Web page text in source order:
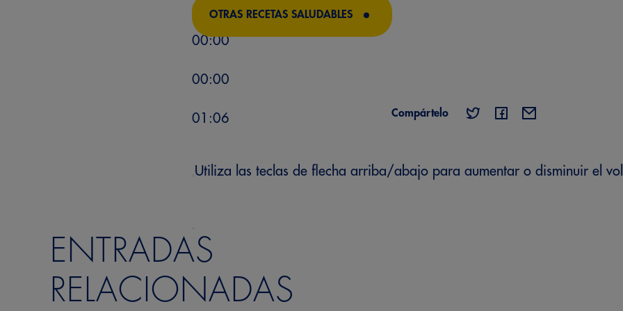
00:00
00:00
01:06
Utiliza las teclas de flecha arriba/abajo para aumentar o disminuir el
OTRAS RECETAS SALUDABLES
Compártelo
ENTRADAS
RELACIONADAS